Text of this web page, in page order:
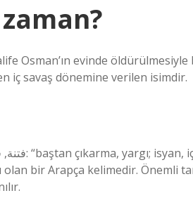
Osman’ın evinde öldürülmesiyle
iç savaş dönemine verilen isimdir.
olan bir Arapça kelimedir. Önemli